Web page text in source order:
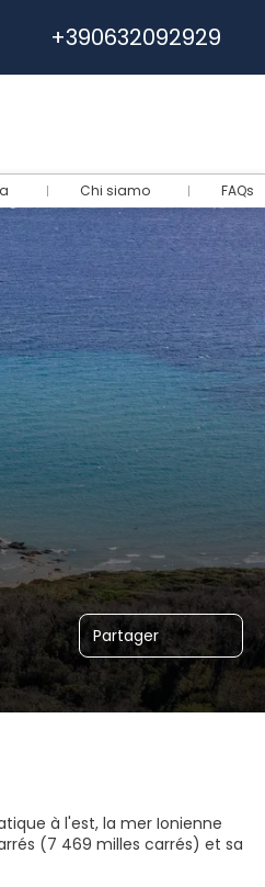
+390632092929
Chi siamo FAQs
Partager
à l'est, la mer Ionienne
(7 469 milles carrés) et sa